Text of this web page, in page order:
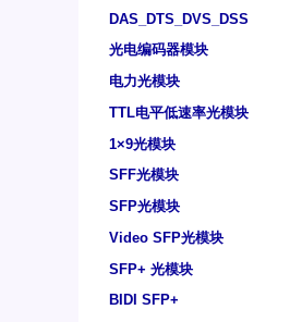
DAS_DTS_DVS_DSS
光电编码器模块
电力光模块
TTL电平低速率光模块
1×9光模块
SFF光模块
SFP光模块
Video SFP光模块
SFP+ 光模块
BIDI SFP+